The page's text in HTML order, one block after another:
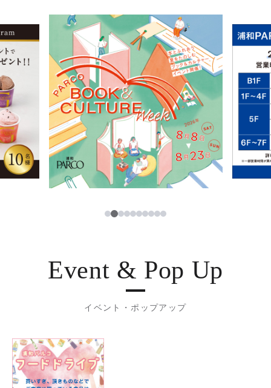
レストラン・カフェ
TAX FREE
PARCOメンバーズ
JP
ภาษาไทย
123456789
Event & Pop Up
イベント・ポップアップ